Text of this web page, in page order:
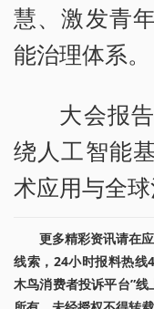
慧、激发青
能治理体系。
大会报
绕人工智能
术应用与全球
更多精彩资讯请在
线索，24小时报料热线
木鸟消费者投诉平台”